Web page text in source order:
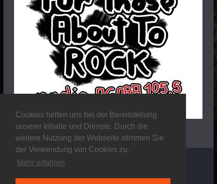
Cookies helfen uns bei der Bereitstellung
unserer Inhalte und Dienste. Durch die
weitere Nutzung der Webseite stimmen Sie
der Verwendung von Cookies zu.
Mehr erfahren
Copyright © 2026